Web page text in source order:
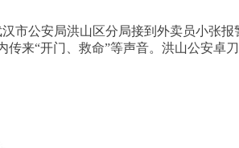
市公安局洪山区分局接到外卖员小张报
传来“开门、救命”等声音。洪山公安卓